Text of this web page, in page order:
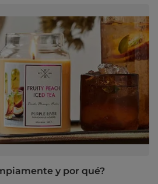
y por qué?